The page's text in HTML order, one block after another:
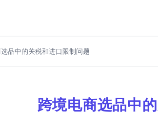
站平台
品中的关税和进口限制问题
跨境电商选品中